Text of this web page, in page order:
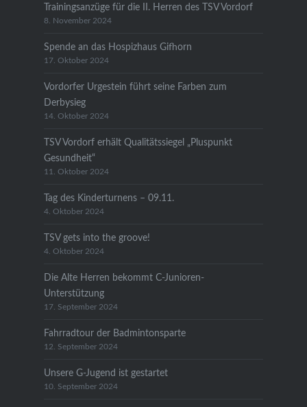
Trainingsanzüge für die II. Herren des TSV Vordorf
8. November 2024
Spende an das Hospizhaus Gifhorn
17. Oktober 2024
Vordorfer Urgestein führt seine Farben zum
Derbysieg
14. Oktober 2024
TSV Vordorf erhält Qualitätssiegel „Pluspunkt
Gesundheit“
11. Oktober 2024
Tag des Kinderturnens – 09.11.
4. Oktober 2024
TSV gets into the groove!
4. Oktober 2024
Die Alte Herren bekommt C-Junioren-
Unterstützung
17. September 2024
Fahrradtour der Badmintonsparte
12. September 2024
Unsere G-Jugend ist gestartet
10. September 2024